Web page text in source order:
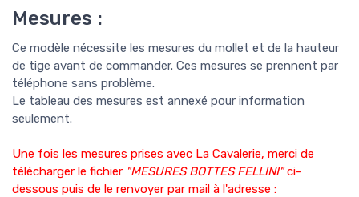
Mesures :
Ce modèle nécessite les mesures du mollet et de la hauteur
de tige avant de commander. Ces mesures se prennent par
téléphone sans problème.
Le tableau des mesures est annexé pour information
seulement.
Une fois les mesures prises avec La Cavalerie, merci de
télécharger le fichier "MESURES BOTTES FELLINI"ci-
dessous puis de le renvoyer par mail à l'adresse :